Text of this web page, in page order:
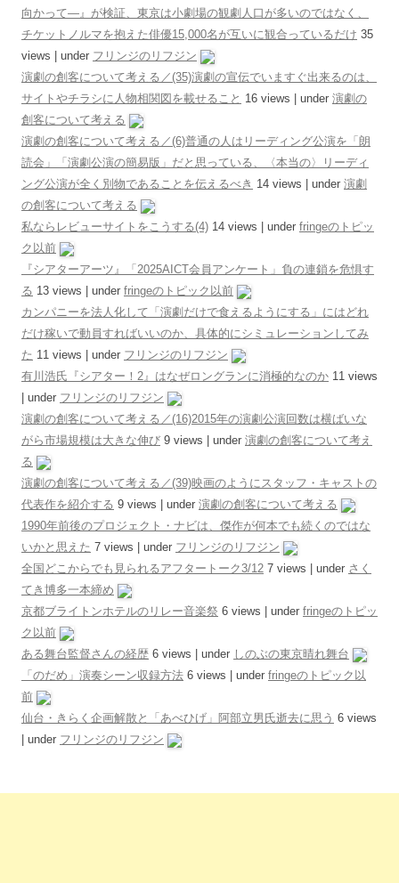
向かって―』が検証、東京は小劇場の観劇人口が多いのではなく、
チケットノルマを抱えた俳優15,000名が互いに観合っているだけ 35
views
under フリンジのリフジン
演劇の創客について考える／(35)演劇の宣伝でいますぐ出来るのは、
サイトやチラシに人物相関図を載せること 16 views under 演劇の
創客について考える
演劇の創客について考える／(6)普通の人はリーディング公演を「朗
読会」「演劇公演の簡易版」だと思っている、〈本当の〉リーディ
ング公演が全く別物であることを伝えるべき 14 views under 演劇
の創客について考える
私ならレビューサイトをこうする(4) 14 views under fringeのトピッ
ク以前
『シアターアーツ』「2025AICT会員アンケート」負の連鎖を危惧す
る 13 views under fringeのトピック以前
カンパニーを法人化して「演劇だけで食えるようにする」にはどれ
だけ稼いで動員すればいいのか、具体的にシミュレーションしてみ
た 11 views under フリンジのリフジン
有川浩氏『シアター！2』はなぜロングランに消極的なのか 11 views
under フリンジのリフジン
演劇の創客について考える／(16)2015年の演劇公演回数は横ばいな
がら市場規模は大きな伸び 9 views under 演劇の創客について考え
る
演劇の創客について考える／(39)映画のようにスタッフ・キャストの
代表作を紹介する 9 views under 演劇の創客について考える
1990年前後のプロジェクト・ナビは、傑作が何本でも続くのではな
いかと思えた 7 views under フリンジのリフジン
全国どこからでも見られるアフタートーク3/12 7 views under さく
てき博多一本締め
京都ブライトンホテルのリレー音楽祭 6 views under fringeのトピッ
ク以前
ある舞台監督さんの経歴 6 views under しのぶの東京晴れ舞台
「のだめ」演奏シーン収録方法 6 views under fringeのトピック以
前
仙台・きらく企画解散と「あべひげ」阿部立男氏逝去に思う 6 views
under フリンジのリフジン